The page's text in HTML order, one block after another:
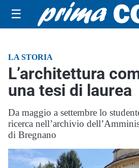
☰
LA STORIA
L’architettura
una tesi di laurea
Da maggio a settembre lo
ricerca nell’archivio
di Bregnano